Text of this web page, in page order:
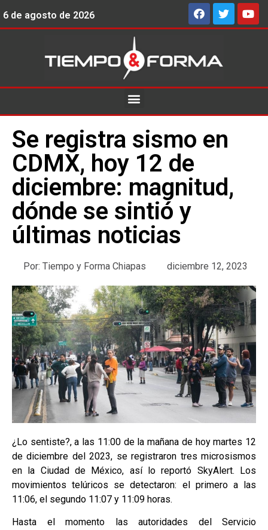
6 de agosto de 2026
Se registra sismo en
CDMX, hoy 12 de
diciembre: magnitud,
dónde se sintió y
últimas noticias
Por: Tiempo y Forma Chiapas diciembre 12, 2023
¿Lo sentiste?, a las 11:00 de la mañana de hoy martes 12
de diciembre del 2023, se registraron tres microsismos
en la Ciudad de México, así lo reportó SkyAlert. Los
movimientos telúricos se detectaron: el primero a las
11:06, el segundo 11:07 y 11:09 horas.
Hasta el momento las autoridades del Servicio